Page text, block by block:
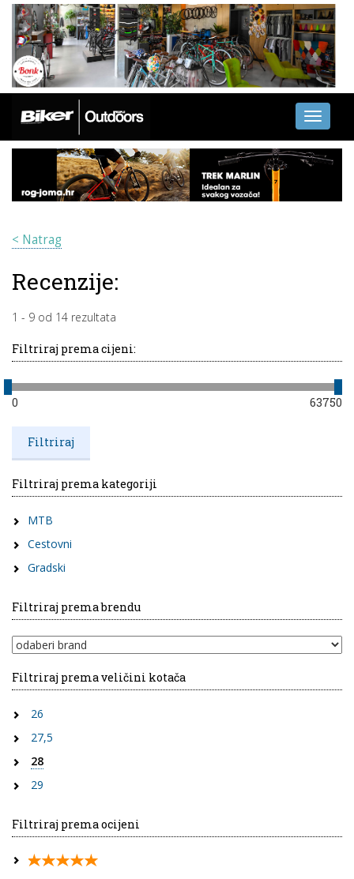
Toggle
< Natrag
Recenzije:
1 - 9 od 14 rezultata
Filtriraj prema cijeni:
0 63750
Filtriraj prema kategoriji
MTB
Cestovni
Gradski
Filtriraj prema brendu
Filtriraj prema veličini kotača
26
27,5
28
29
Filtriraj prema ocijeni